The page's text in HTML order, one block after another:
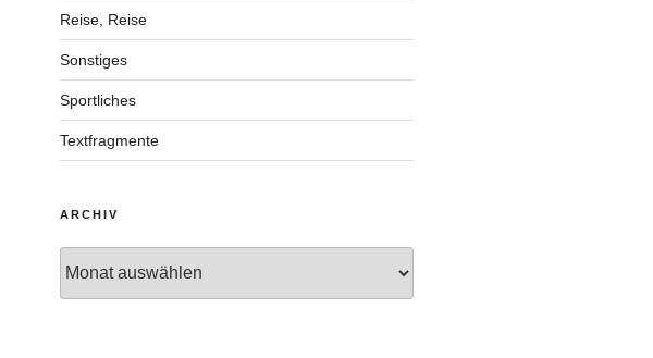
Reise, Reise
Sonstiges
Sportliches
Textfragmente
ARCHIV